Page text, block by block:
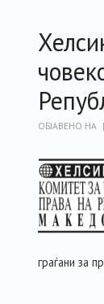
АКТИВНОСТИ
РЕСУРСИ
ЗА
ФОРУМ
ЗА
КОНТАКТ
ОБЈАВЕНО НА
граѓани за